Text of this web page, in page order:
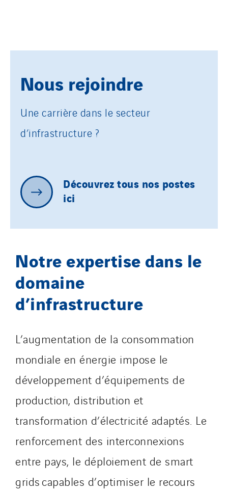
Nous rejoindre
Une carrière dans le secteur
d’infrastructure ?
Découvreztous nos postes
ici
Notre expertise dans le
domaine
d’infrastructure
L’augmentation de la consommation
mondiale en énergie impose le
développement d’équipements de
production, distribution et
transformation d’électricité adaptés. Le
renforcement des interconnexions
entre pays, le déploiement de smart
grids capables d’optimiser le recours